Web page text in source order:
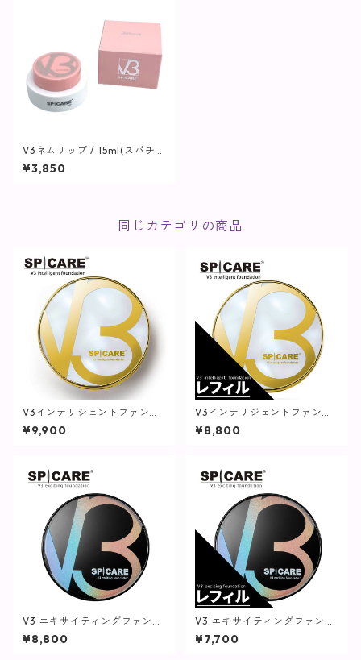
V3ネムリップ / 15ml(スパチュ
ラ付)【SPICARE】
¥3,850
同じカテゴリの商品
V3インテリジェントファンデ
ーション【SPICARE】
¥9,900
V3インテリジェントファンデ
ーション(レフィル)【SPICAR
E】
¥8,800
V3 エキサイティングファンデ
ーション【SPICARE】
¥8,800
V3 エキサイティングファンデ
ーション(レフィル)【SPICAR
E】
¥7,700